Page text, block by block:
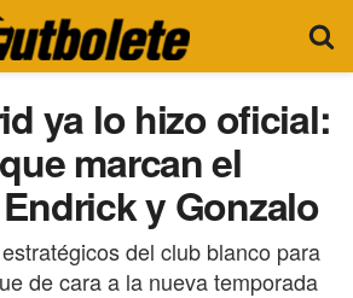
ya lo hizo oficial:
marcan el
y Gonzalo
del club blanco para
de cara a la nueva temporada